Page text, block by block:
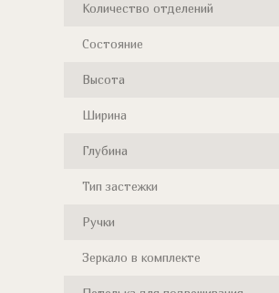
Количество отделений
Состояние
Высота
Ширина
Глубина
Тип застежки
Ручки
Зеркало в комплекте